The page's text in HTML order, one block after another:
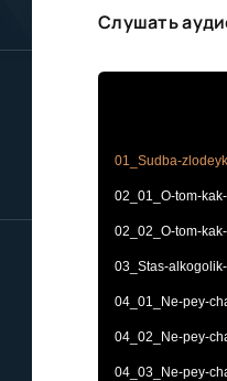
Слушать
01_Sudba-
02_01_O-tom-
02_02_O-tom-
03_Stas-
04_01_Ne-pey-
04_02_Ne-pey-
04_03_Ne-pey-